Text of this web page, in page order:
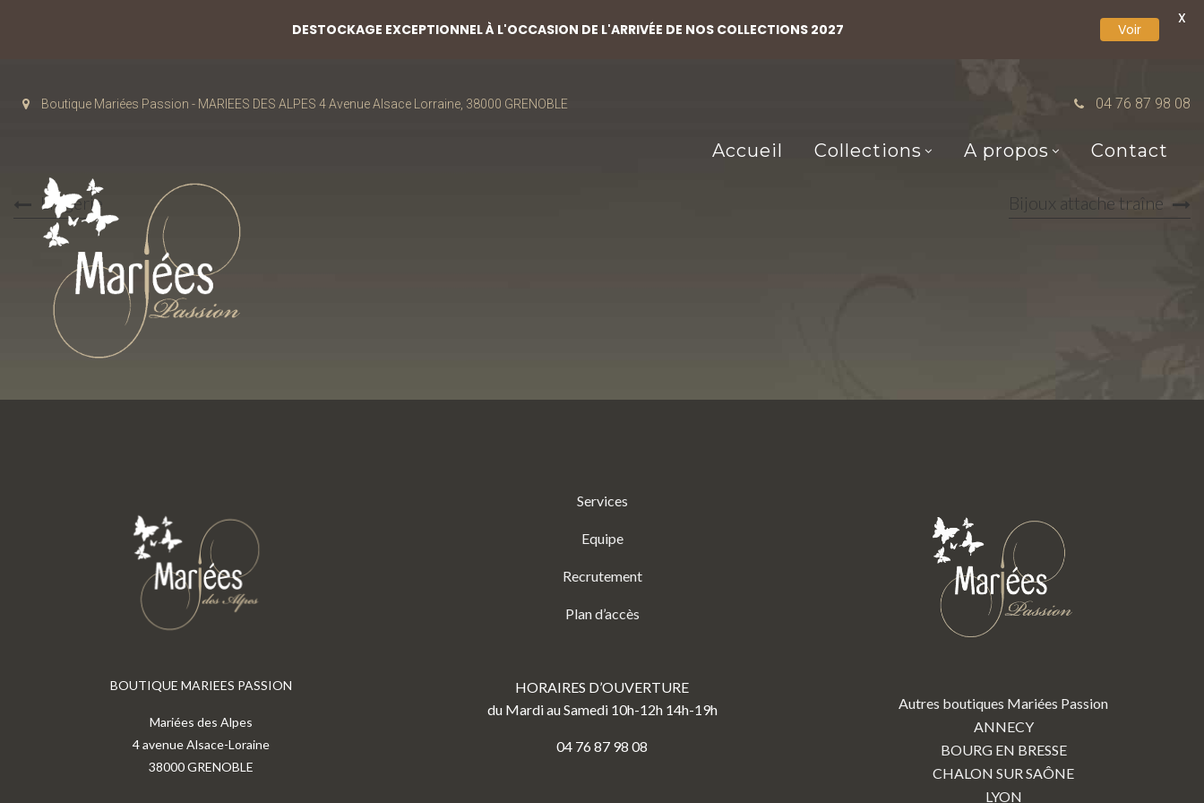
Boutique Mariées Passion - MARIEES DES ALPES 4 Avenue Alsace Lorraine, 38000 GRENOBLE 04 76 87 98 08
Accueil Collections A propos Contact
Lingerie Bijoux attache traîne
BOUTIQUE MARIEES PASSION
Mariées des Alpes
4 avenue Alsace-Loraine
38000 GRENOBLE
Services
Equipe
Recrutement
Plan d’accès
HORAIRES D’OUVERTURE
du Mardi au Samedi 10h-12h 14h-19h
04 76 87 98 08
Autres boutiques Mariées Passion
ANNECY
BOURG EN BRESSE
CHALON SUR SAÔNE
LYON
DESTOCKAGE EXCEPTIONNEL À L'OCCASION DE L'ARRIVÉE DE NOS COLLECTIONS 2027 Voir
X